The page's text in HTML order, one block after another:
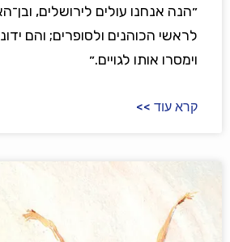
״הנה אנחנו עולים לירושלים,
לראשי הכוהנים ולסופרים; והם
וימסרו אותו לגויים.״
קרא עוד >>